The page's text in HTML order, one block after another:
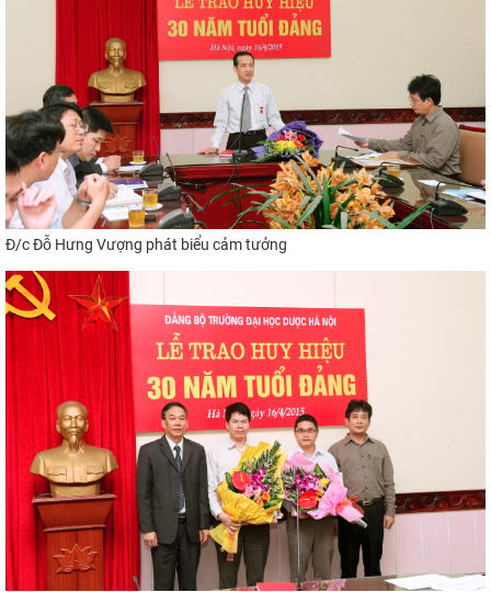
Đ/c Đỗ Hưng Vượng phát biểu cảm tưởng